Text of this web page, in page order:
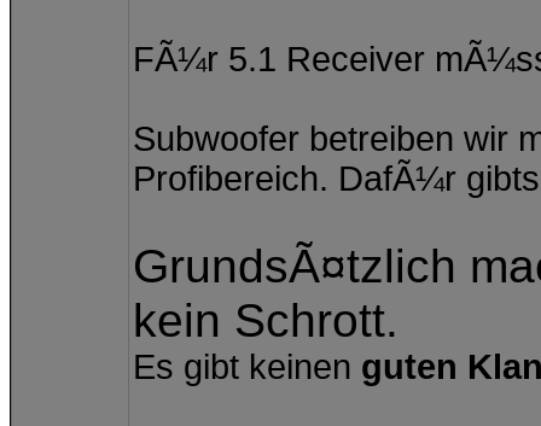
FÃ¼r 5.1 Receiver
Subwoofer betreiben wir
Profibereich. DafÃ¼r
GrundsÃ¤tzlich
kein Schrott.
Es gibt keinen guten